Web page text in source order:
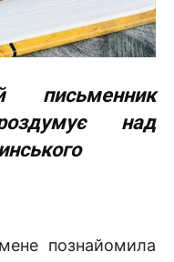
письменник
над
познайомила